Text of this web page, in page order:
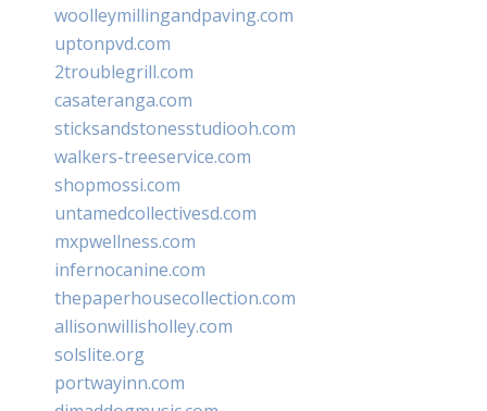
woolleymillingandpaving.com
uptonpvd.com
2troublegrill.com
casateranga.com
sticksandstonesstudiooh.com
walkers-treeservice.com
shopmossi.com
untamedcollectivesd.com
mxpwellness.com
infernocanine.com
thepaperhousecollection.com
allisonwillisholley.com
solslite.org
portwayinn.com